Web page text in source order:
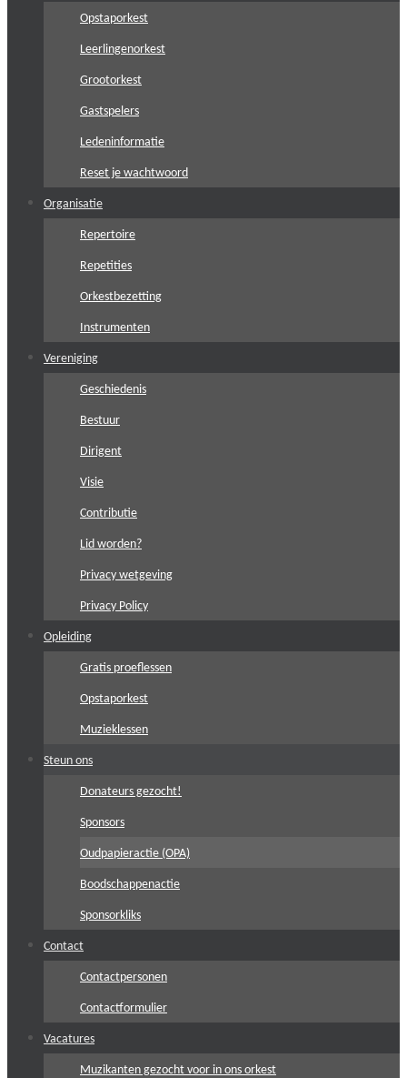
Opstaporkest
Leerlingenorkest
Grootorkest
Gastspelers
Ledeninformatie
Reset je wachtwoord
Organisatie
Repertoire
Repetities
Orkestbezetting
Instrumenten
Vereniging
Geschiedenis
Bestuur
Dirigent
Visie
Contributie
Lid worden?
Privacy wetgeving
Privacy Policy
Opleiding
Gratis proeflessen
Opstaporkest
Muzieklessen
Steun ons
Donateurs gezocht!
Sponsors
Oudpapieractie (OPA)
Boodschappenactie
Sponsorkliks
Contact
Contactpersonen
Contactformulier
Vacatures
Muzikanten gezocht voor in ons orkest